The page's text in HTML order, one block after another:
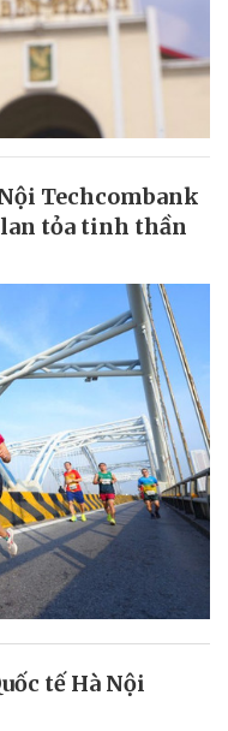
Techcombank
tỏa tinh thần
tế Hà Nội